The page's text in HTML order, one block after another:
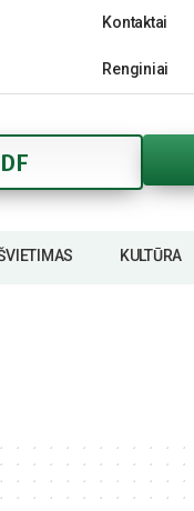
Kontaktai
Renginiai
KULTŪRA